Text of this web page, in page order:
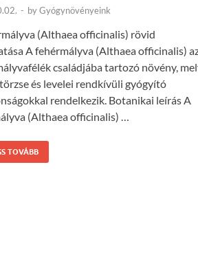
- byGyógynövényeink
(Althaea officinalis) rövid
A fehérmályva (Althaea officinalis)
családjába tartozó növény,
és levelei rendkívüli gyógyító
rendelkezik. Botanikai leírás A
(Althaea officinalis) …
TOVÁBB